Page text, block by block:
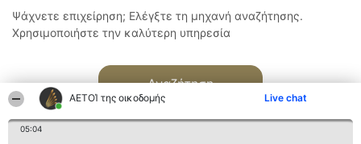
ΑΕΤΟΊ της οικοδομής Live chat
05:04
Ψάχνετε επιχείρηση; Ελέγξτε τη μηχανή αναζήτησης.
Χρησιμοποιήστε την καλύτερη υπηρεσία
Αναζήτηση